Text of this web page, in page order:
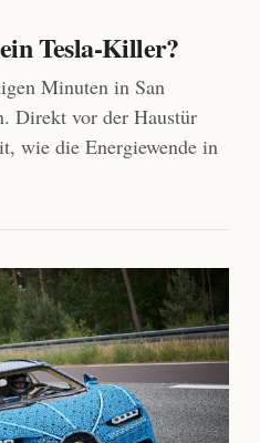
Tesla-Killer?
Minuten in San
Direkt vor der Haustür
wie die Energiewende in